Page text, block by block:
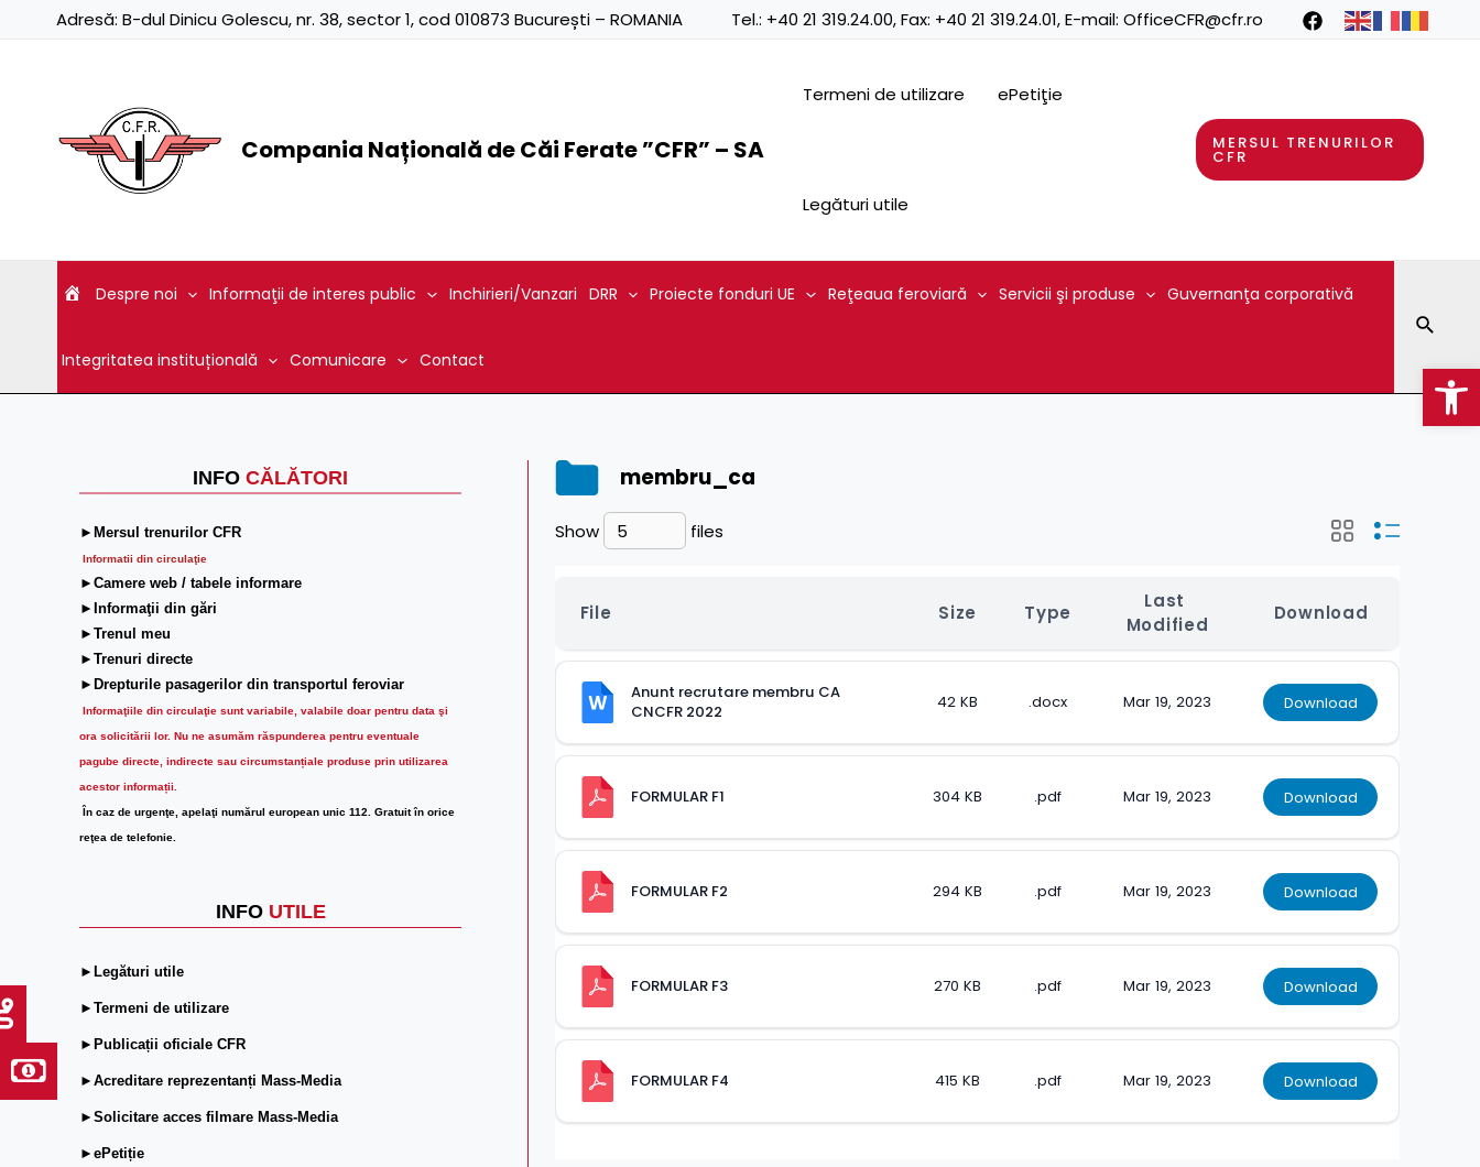
Adresă: B-dul Dinicu Golescu, nr. 38, sector 1, cod 010873 București – ROMANIA Tel.: +40 21 319.24.00, Fax: +40 21 319.24.01, E-mail: OfficeCFR@cfr.ro
Compania Națională de Căi Ferate ”CFR” – SA
Termeni de utilizare ePetiţie
Legături utile
MERSUL TRENURILOR
CFR
Despre noi Informaţii de interes public Inchirieri/Vanzari DRR Proiecte fonduri UE Reţeaua feroviară Servicii şi produse Guvernanţa corporativă
Integritatea instituțională Comunicare Contact
INFO CĂLĂTORI
►Mersul trenurilor CFR
Informatii din circulaţie
►Camere web / tabele informare
►Informaţii din gări
►Trenul meu
►Trenuri directe
►Drepturile pasagerilor din transportul feroviar
Informaţiile din circulaţie sunt variabile, valabile doar pentru data şi
ora solicitării lor. Nu ne asumăm răspunderea pentru eventuale
pagube directe, indirecte sau circumstanțiale produse prin utilizarea
acestor informații.
În caz de urgenţe, apelaţi numărul european unic 112. Gratuit în orice
reţea de telefonie.
INFO UTILE
►Legături utile
►Termeni de utilizare
►Publicații oficiale CFR
►Acreditare reprezentanți Mass-Media
►Solicitare acces filmare Mass-Media
►ePetiție
membru_ca
Show files
File Size Type
Last
Modified
Download
Anunt recrutare membru CA
CNCFR 2022
42 KB .docx Mar 19, 2023 Download
FORMULAR F1 304 KB .pdf Mar 19, 2023 Download
FORMULAR F2 294 KB .pdf Mar 19, 2023 Download
FORMULAR F3 270 KB .pdf Mar 19, 2023 Download
FORMULAR F4 415 KB .pdf Mar 19, 2023 Download